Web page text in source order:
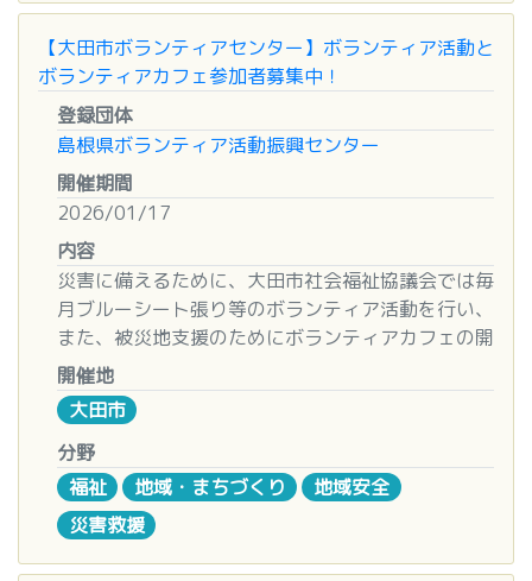
ギー課内)
〒690-0826
松江市学園南一丁目20-43
TEL：0852-55-5271 FAX：0852-55-5497
※土日もＯＫ♪（朝９時～夕６時まで）
■日時
２０２６年１月２３日（金） １７：３０～２０：
３０
ゲスト：出雲ガイドさん
■場所
発酵文化研究所（出雲市今市町１３７４）
■対象
高校生のみ先着２名
■申込締切
■その他
事前連絡、軽食あり
■お問い合わせ先
出雲市総合ボランティアセンター
【大田市ボランティアセンター】ボランティア活動と
ボランティアカフェ参加者募集中！
登録団体
島根県ボランティア活動振興センター
開催期間
2026/01/17
内容
災害に備えるために、大田市社会福祉協議会では毎
月ブルーシート張り等のボランティア活動を行い、
また、被災地支援のためにボランティアカフェの開
催を行っています。
すので、興味のある方はぜひご参加ください。見学
者の方も大歓迎です！
〈ボランティア活動について〉
□活動日
１月２４日（土） ９：００～１６：００
□募集範囲
開催地
大田市
分野
福祉
地域・まちづくり
地域安全
災害救援